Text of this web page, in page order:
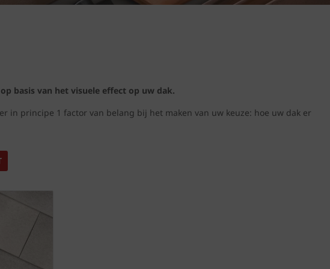
basis van het visuele effect op uw dak.
in principe 1 factor van belang bij het maken van uw keuze: hoe uw dak er